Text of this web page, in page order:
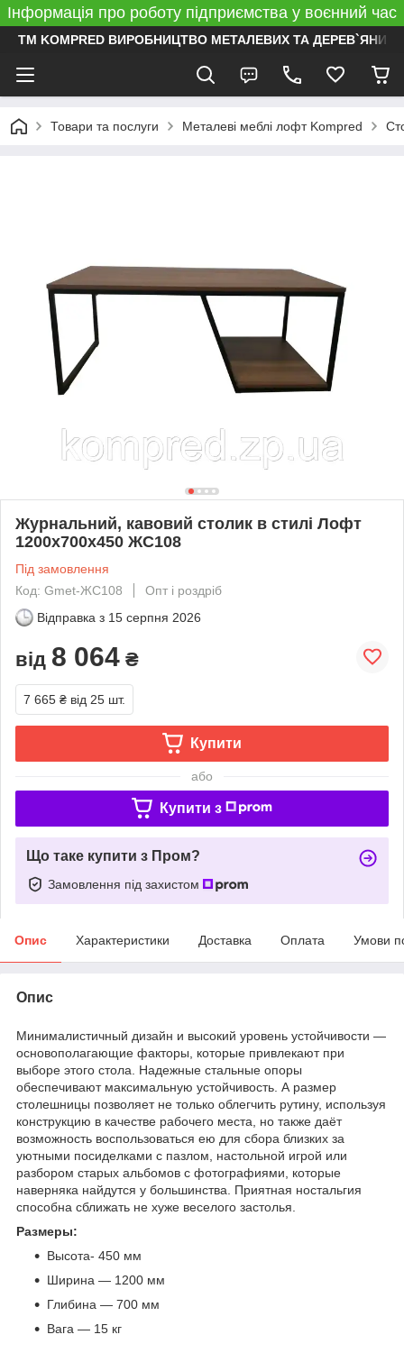
Інформація про роботу підприємства у воєнний час
ТМ KOMPRED ВИРОБНИЦТВО МЕТАЛЕВИХ ТА ДЕРЕВ`ЯНИХ
Товари та послуги Металеві меблі лофт Kompred
Журнальний, кавовий столик в стилі Лофт
1200х700х450 ЖС108
Під замовлення
Код: Gmet-ЖС108
Опт і роздріб
Відправка з 15 серпня 2026
від 8 064 ₴
7 665 ₴ від 25 шт.
Купити
або
Купити з
Що таке купити з Пром?
Замовлення під захистом
Опис Характеристики Доставка Оплата Умови
Опис
Минималистичный дизайн и высокий уровень устойчивости —
основополагающие факторы, которые привлекают при
выборе этого стола. Надежные стальные опоры
обеспечивают максимальную устойчивость. А размер
столешницы позволяет не только облегчить рутину, используя
конструкцию в качестве рабочего места, но также даёт
возможность воспользоваться ею для сбора близких за
уютными посиделками с пазлом, настольной игрой или
разбором старых альбомов с фотографиями, которые
наверняка найдутся у большинства. Приятная ностальгия
способна сближать не хуже веселого застолья.
Размеры:
Высота- 450 мм
Ширина — 1200 мм
Глибина — 700 мм
Вага — 15 кг